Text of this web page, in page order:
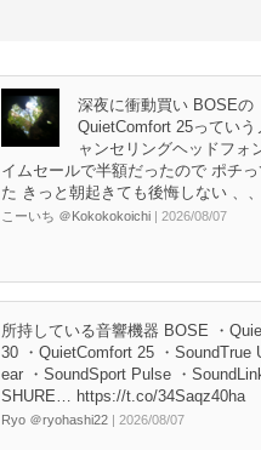
深夜に衝動買い BOSEの
QuietComfort 25っていう
ャンセリングヘッドフォ
イムセールで半額だったので ポチっ
た きっと朝起きても後悔しない 、
こーいち ＠Kokokokoichi| 2026/08/07
所持している音響機器 BOSE ・
30 ・QuietComfort 25 ・SoundTrue
ear ・SoundSport Pulse ・
SHURE… https://t.co/34Saqz40ha
Ryo ＠ryohashi22| 2026/08/07